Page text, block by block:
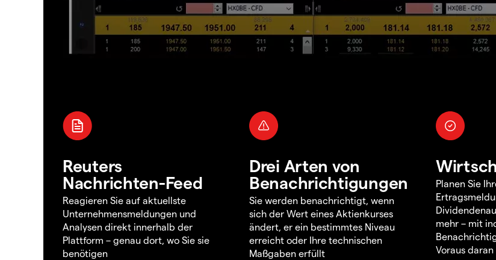
Reuters
Nachrichten-Feed
Reagieren Sie auf aktuellste
Unternehmensmeldungen und
Analysen direkt innerhalb der
Plattform – genau dort, wo Sie sie
benötigen
Drei Arten von
Benachrichtigungen
Sie werden benachrichtigt, wenn
sich der Wert eines Aktienkurses
ändert, er ein bestimmtes Niveau
erreicht oder Ihre technischen
Maßgaben erfüllt
Planen Sie
mehr – mit
Voraus